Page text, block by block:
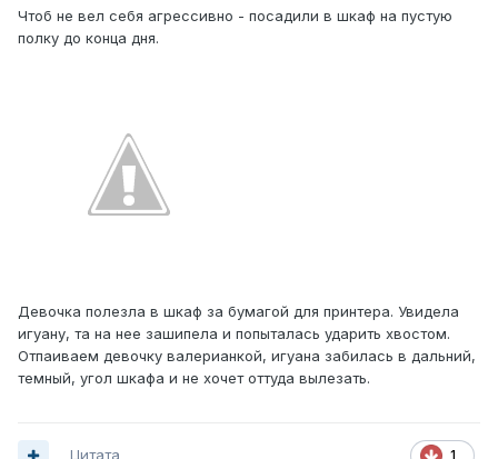
Чтоб не вел себя агрессивно - посадили в шкаф на пустую
полку до конца дня.
Девочка полезла в шкаф за бумагой для принтера. Увидела
игуану, та на нее зашипела и попыталась ударить хвостом.
Отпаиваем девочку валерианкой, игуана забилась в дальний,
темный, угол шкафа и не хочет оттуда вылезать.
1
Цитата